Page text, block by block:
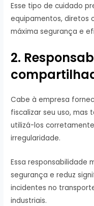
Esse tipo de cuidado
equipamentos, diretos
máxima segurança e
2.
Cabe à empresa
fiscalizar seu uso,
utilizá-los
irregularidade.
Essa responsabilidade
segurança e reduz
incidentes no
industriais.